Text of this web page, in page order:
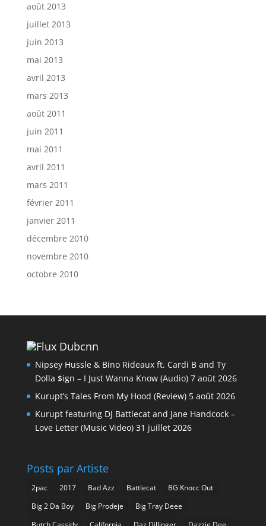
août 2013
juillet 2013
juin 2013
mai 2013
avril 2013
mars 2013
août 2011
juin 2011
mai 2011
avril 2011
mars 2011
février 2011
janvier 2011
décembre 2010
novembre 2010
octobre 2010
Dubcnn
Nipsey Hussle & Bino Rideaux ft. Cardi B and Ty
Dolla $ign – I Just Wanna Know (Audio) 7 août 2026
Kurupt’s Tales From My Hood (Review) 5 août 2026
Kurupt featuring DJ Battlecat and Jane Handcock –
Love Letter (Music Video) 31 juillet 2026
Posts par Artiste
2pac 2017 Bad Azz Battlecat
BG Knocc Out
Big 2 Da Boy
Big Prodeje
Big Tray Deee